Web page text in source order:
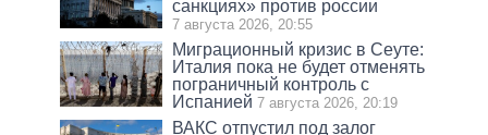
санкциях» против россии
7 августа 2026, 20:55
Миграционный кризис в Сеуте:
Италия пока не будет отменять
пограничный контроль с
Испанией 7 августа 2026, 20:19
ВАКС отпустил под залог